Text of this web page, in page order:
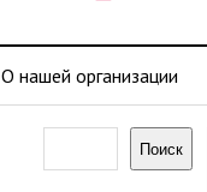
О нашей организации
Поиск